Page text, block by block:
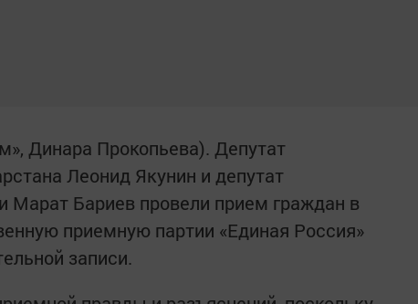
Динара Прокопьева). Депутат
Леонид Якунин и депутат
Марат Бариев провели прием граждан в
приемную партии «Единая Россия»
записи.